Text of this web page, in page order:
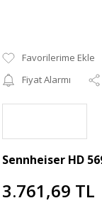
Fiyat Alarmı
Sennheiser HD
3.761,69 TL